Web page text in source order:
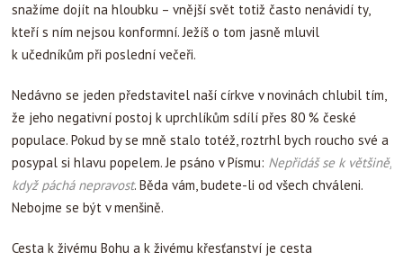
snažíme dojít na hloubku – vnější svět totiž často nenávidí ty,
kteří s ním nejsou konformní. Ježíš o tom jasně mluvil
k učedníkům při poslední večeři.
Nedávno se jeden představitel naší církve v novinách chlubil tím,
že jeho negativní postoj k uprchlíkům sdílí přes 80 % české
populace. Pokud by se mně stalo totéž, roztrhl bych roucho své a
posypal si hlavu popelem. Je psáno v Písmu: Nepřidáš se k většině,
když páchá nepravost. Běda vám, budete-li od všech chváleni.
Nebojme se být v menšině.
Cesta k živému Bohu a k živému křesťanství je cesta